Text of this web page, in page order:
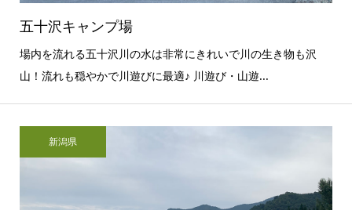
五十沢キャンプ場
場内を流れる五十沢川の水は非常にきれいで川の生き物も沢
山！流れも穏やかで川遊びに最適♪ 川遊び・山遊...
新潟県